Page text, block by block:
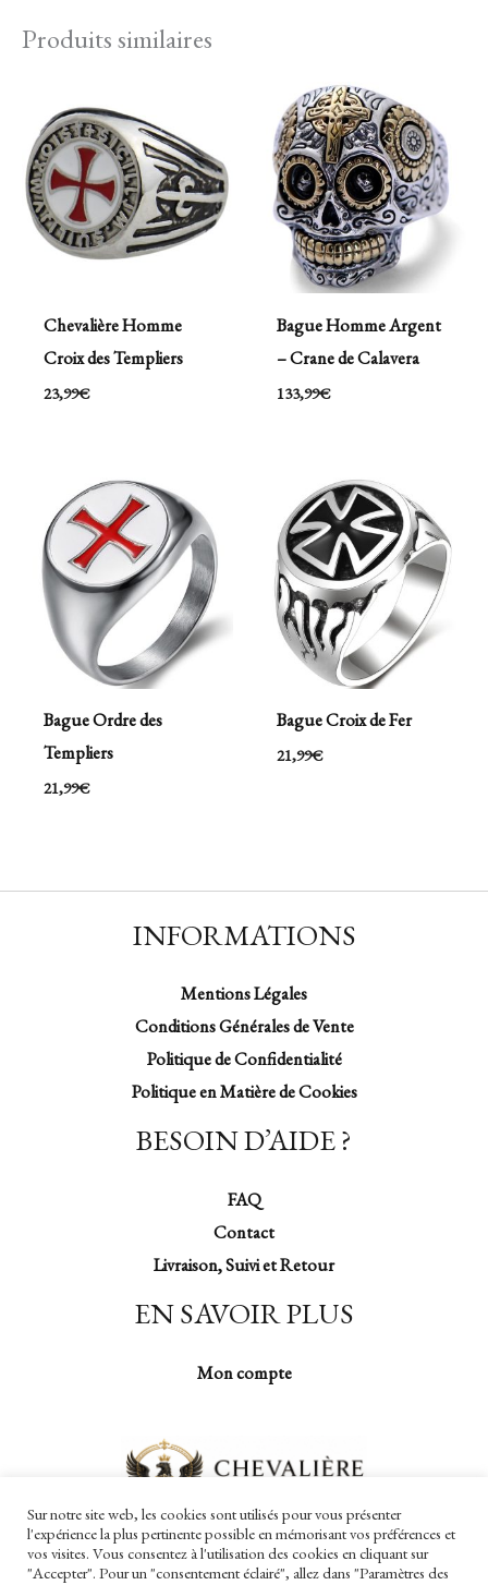
Produits similaires
Chevalière Homme
Croix des Templiers
23,99€
Bague Homme Argent
– Crane de Calavera
133,99€
Bague Ordre des
Templiers
21,99€
Bague Croix de Fer
21,99€
INFORMATIONS
Mentions Légales
Conditions Générales de Vente
Politique de Confidentialité
Politique en Matière de Cookies
BESOIN D’AIDE ?
FAQ
Contact
Livraison, Suivi et Retour
EN SAVOIR PLUS
Mon compte
Sur notre site web, les cookies sont utilisés pour vous présenter
l'expérience la plus pertinente possible en mémorisant vos préférences et
vos visites. Vous consentez à l'utilisation des cookies en cliquant sur
"Accepter". Pour un "consentement éclairé", allez dans "Paramètres des